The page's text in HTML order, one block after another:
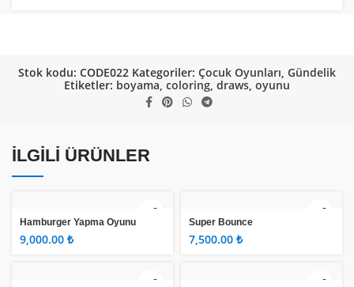
Stok kodu: CODE022 Kategoriler: Çocuk Oyunları, Gündelik
Etiketler: boyama, coloring, draws, oyunu
İLGILI ÜRÜNLER
Hamburger Yapma Oyunu
₺
Super Bounce
₺